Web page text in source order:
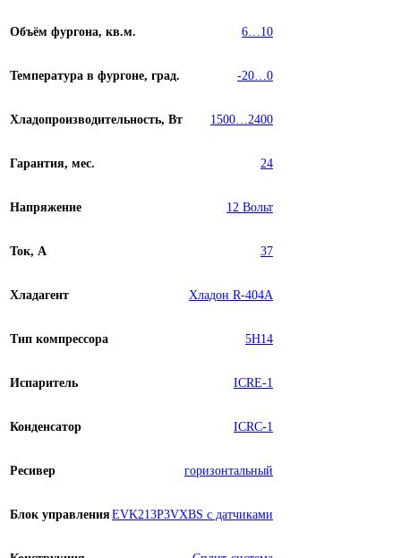
Объём фургона, кв.м. 6…10
Температура в фургоне, град. -20…0
Хладопроизводительность, Вт 1500…2400
Гарантия, мес. 24
Напряжение 12 Вольт
Ток, А 37
Хладагент Хладон R-404A
Тип компрессора 5H14
Испаритель ICRE-1
Конденсатор ICRC-1
Ресивер горизонтальный
Блок управленияEVK213P3VXBS с датчиками